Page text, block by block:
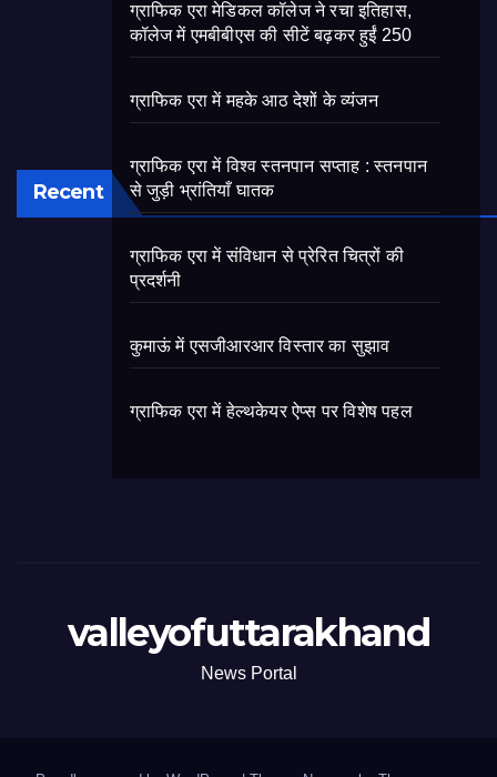
Recent
ग्राफिक एरा मेडिकल कॉलेज ने रचा इतिहास,
कॉलेज में एमबीबीएस की सीटें बढ़कर हुईं 250
ग्राफिक एरा में महके आठ देशों के व्यंजन
ग्राफिक एरा में विश्व स्तनपान सप्ताह : स्तनपान
से जुड़ी भ्रांतियाँ घातक
ग्राफिक एरा में संविधान से प्रेरित चित्रों की
प्रदर्शनी
कुमाऊं में एसजीआरआर विस्तार का सुझाव
ग्राफिक एरा में हेल्थकेयर ऐप्स पर विशेष पहल
valleyofuttarakhand
News Portal